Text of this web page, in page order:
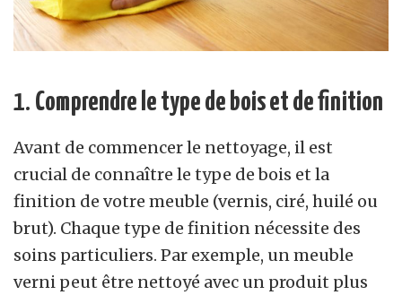
1. Comprendre le type de bois et de finition
Avant de commencer le nettoyage, il est
crucial de connaître le type de bois et la
finition de votre meuble (vernis, ciré, huilé ou
brut). Chaque type de finition nécessite des
soins particuliers. Par exemple, un meuble
verni peut être nettoyé avec un produit plus